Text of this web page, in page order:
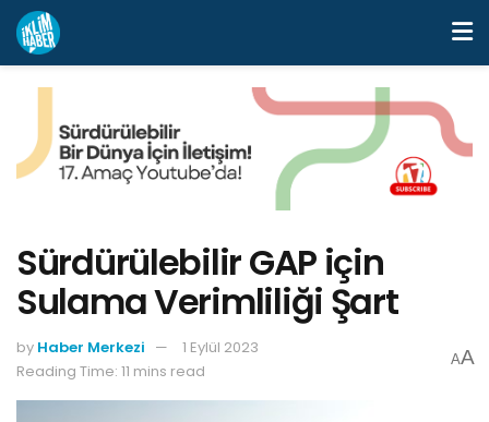
Sürdürülebilir GAP için
Sulama Verimliliği Şart
by Haber Merkezi
1 Eylül 2023
Reading Time: 11 mins read
AA